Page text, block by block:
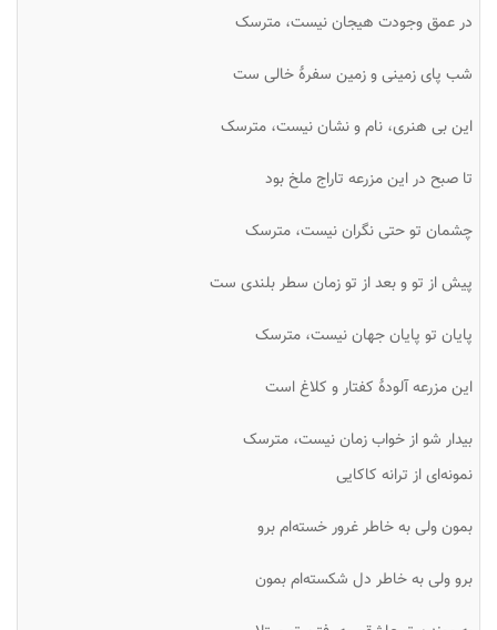
در عمق وجودت هیجان نیست، مترسک
شب پای زمینی و زمین سفرهٔ خالی ست
این بی هنری، نام و نشان نیست، مترسک
تا صبح در این مزرعه تاراج ملخ بود
چشمان تو حتی نگران نیست، مترسک
پیش از تو و بعد از تو زمان سطر بلندی ست
پایان تو پایان جهان نیست، مترسک
این مزرعه آلودهٔ کفتار و کلاغ است
بیدار شو از خواب زمان نیست، مترسک
نمونه‌ای از ترانه کاکایی
بمون ولی به خاطر غرور خسته‌ام برو
برو ولی به خاطر دل شکسته‌ام بمون